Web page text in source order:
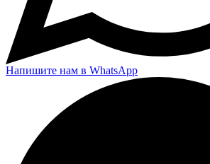
Напишите нам в WhatsApp